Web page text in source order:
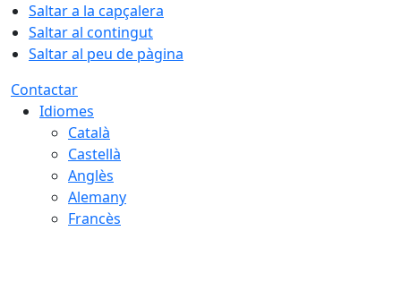
Saltar a la capçalera
Saltar al contingut
Saltar al peu de pàgina
Contactar
Idiomes
Català
Castellà
Anglès
Alemany
Francès